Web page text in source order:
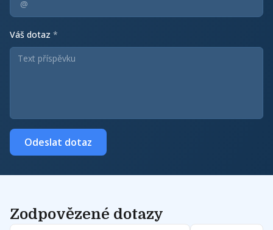
Váš dotaz *
Odeslat dotaz
Zodpovězené dotazy